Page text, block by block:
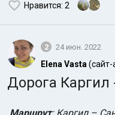
Нравится: 2
2 24 июн. 2022
Elena Vasta
Дорога